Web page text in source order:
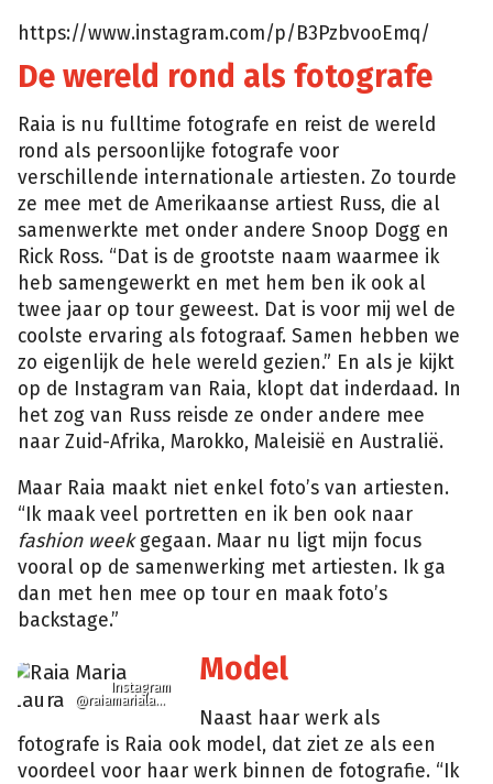
https://www.instagram.com/p/B3PzbvooEmq/
De wereld rond als fotografe
Raia is nu fulltime fotografe en reist de wereld
rond als persoonlijke fotografe voor
verschillende internationale artiesten. Zo tourde
ze mee met de Amerikaanse artiest Russ, die al
samenwerkte met onder andere Snoop Dogg en
Rick Ross. “Dat is de grootste naam waarmee ik
heb samengewerkt en met hem ben ik ook al
twee jaar op tour geweest. Dat is voor mij wel de
coolste ervaring als fotograaf. Samen hebben we
zo eigenlijk de hele wereld gezien.” En als je kijkt
op de Instagram van Raia, klopt dat inderdaad. In
het zog van Russ reisde ze onder andere mee
naar Zuid-Afrika, Marokko, Maleisië en Australië.
Maar Raia maakt niet enkel foto’s van artiesten.
“Ik maak veel portretten en ik ben ook naar
fashion weekgegaan. Maar nu ligt mijn focus
vooral op de samenwerking met artiesten. Ik ga
dan met hen mee op tour en maak foto’s
backstage.”
Instagram
@raiamarialaura
Model
Naast haar werk als
fotografe is Raia ook model, dat ziet ze als een
voordeel voor haar werk binnen de fotografie. “Ik